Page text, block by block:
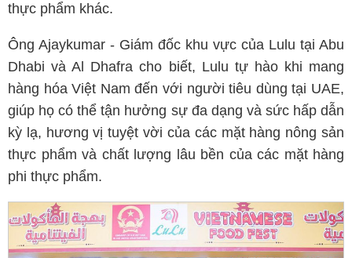
thực phẩm khác.
Ông Ajaykumar - Giám đốc khu vực của Lulu tại Abu
Dhabi và Al Dhafra cho biết, Lulu tự hào khi mang
hàng hóa Việt Nam đến với người tiêu dùng tại UAE,
giúp họ có thể tận hưởng sự đa dạng và sức hấp dẫn
kỳ lạ, hương vị tuyệt vời của các mặt hàng nông sản
thực phẩm và chất lượng lâu bền của các mặt hàng
phi thực phẩm.